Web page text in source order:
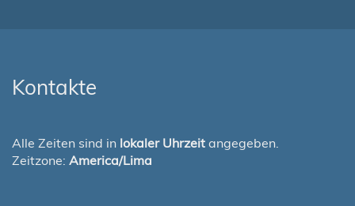
Kontakte
Alle Zeiten sind in lokaler Uhrzeit angegeben.
Zeitzone: America/Lima